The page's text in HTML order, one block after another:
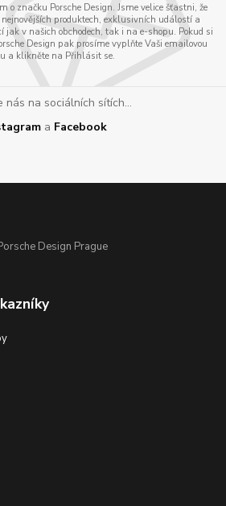
o značku Porsche Design. Jsme velice šťastni, že
produktech, exklusivních událostí a
jak v našich obchodech, tak i na e-shopu. Pokud si
Design pak prosíme vyplňte Vaši emailovou
a klikněte na Přihlásit se.
nás na sociálních sítích...
a Facebook
Design Prague